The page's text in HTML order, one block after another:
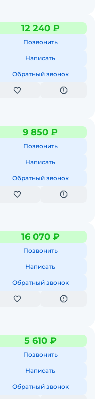
12 240 ₽
Позвонить
Написать
Обратный звонок
9 850 ₽
Позвонить
Написать
Обратный звонок
16 070 ₽
Позвонить
Написать
Обратный звонок
5 610 ₽
Позвонить
Написать
Обратный звонок